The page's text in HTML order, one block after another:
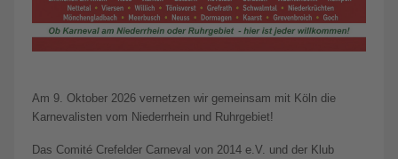
Am 9. Oktober 2026 vernetzen wir gemeinsam mit Köln die
Karnevalisten vom Niederrhein und Ruhrgebiet!
Das Comité Crefelder Carneval von 2014 e.V. und der Klub